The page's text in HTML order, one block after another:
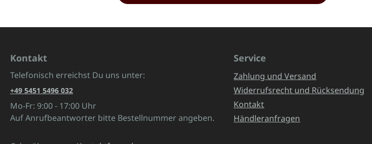
Kontakt
Telefonisch erreichst Du uns unter:
+49 5451 5496 032
Mo-Fr: 9:00 - 17:00 Uhr
Auf Anrufbeantworter bitte Bestellnummer angeben.
Service
Zahlung und Versand
Widerrufsrecht und Rücksendung
Kontakt
Händleranfragen